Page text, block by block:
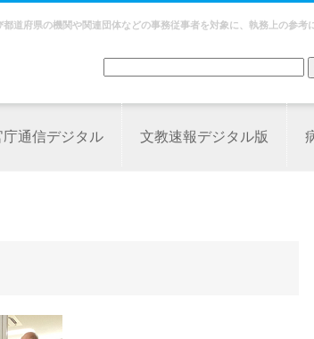
都道府県の機関や関連団体などの事務従事者を対象に、執務上の参考
庁通信デジタル 文教速報デジタル版